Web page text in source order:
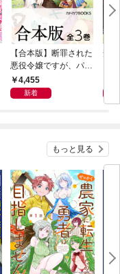
【合本版】断罪された
悪役令嬢ですが、パン
を焼いたら聖女にジョ
ブチェンジしまし
4,455
新着
禁
もっと見る